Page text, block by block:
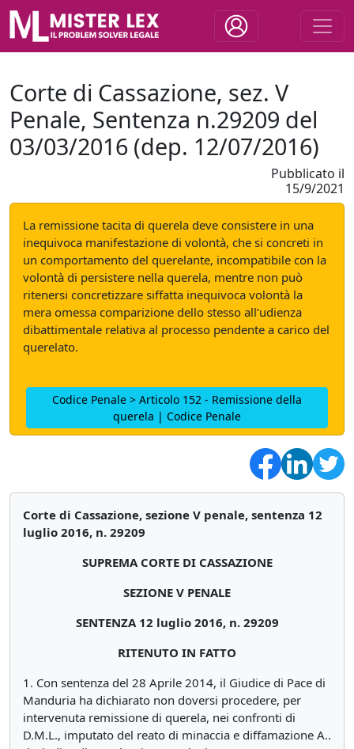
Corte di Cassazione, sez. V
Penale, Sentenza n.29209 del
03/03/2016 (dep. 12/07/2016)
Pubblicato il
15/9/2021
La remissione tacita di querela deve consistere in una
inequivoca manifestazione di volontà, che si concreti in
un comportamento del querelante, incompatibile con la
volontà di persistere nella querela, mentre non può
ritenersi concretizzare siffatta inequivoca volontà la
mera omessa comparizione dello stesso all’udienza
dibattimentale relativa al processo pendente a carico del
querelato.
Codice Penale > Articolo 152 - Remissione della
querela | Codice Penale
Corte di Cassazione, sezione V penale, sentenza 12
luglio 2016, n. 29209
SUPREMA CORTE DI CASSAZIONE
SEZIONE V PENALE
SENTENZA 12 luglio 2016, n. 29209
RITENUTO IN FATTO
1. Con sentenza del 28 Aprile 2014, il Giudice di Pace di
Manduria ha dichiarato non doversi procedere, per
intervenuta remissione di querela, nei confronti di
D.M.L., imputato del reato di minaccia e diffamazione A..